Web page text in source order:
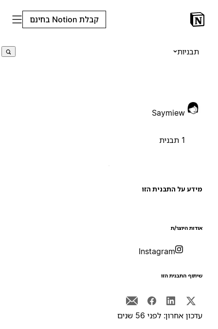
קבלת Notion בחינם
תבניות
Saymiew
על התבנית הזו
היוצר/ת
Instagram
התבנית הזו
אחרון: לפני 56 שנים